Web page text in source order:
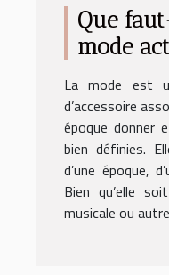
Que
mode
La mode est
d’accessoire
époque donner
bien définies.
d’une époque,
Bien qu’elle
musicale ou